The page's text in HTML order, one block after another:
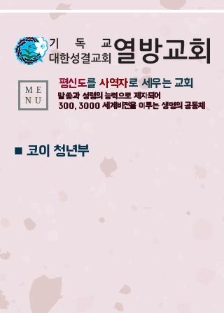
ME
NU
평신도를 사역자로 세우는 교회
말씀과 성령의 능력으로 제자되어
300, 3000 세계비전을 이루는 생명의 공동체
​■ 코이 청년부